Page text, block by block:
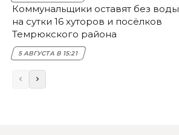
Коммунальщики оставят без воды
на сутки 16 хуторов и посёлков
Темрюкского района
5 АВГУСТА В 15:21